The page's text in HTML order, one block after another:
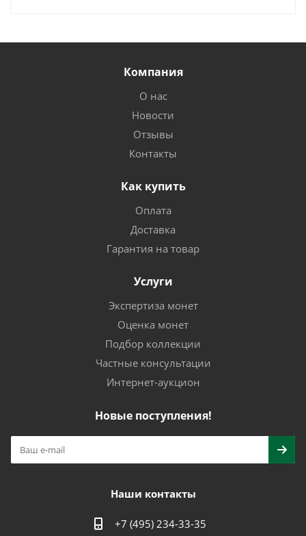
Компания
О нас
Новости
Отзывы
Контакты
Как купить
Оплата
Доставка
Гарантия на товар
Услуги
Экспертиза монет
Оценка монет
Подбор коллекции
Частные консультации
Интернет-аукцион
Новые поступления!
Наши контакты
+7 (495) 234-33-35